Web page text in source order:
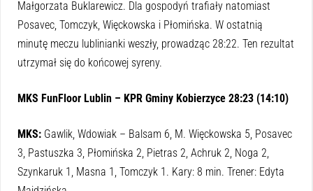
Małgorzata Buklarewicz. Dla gospodyń trafiały natomiast
Posavec, Tomczyk, Więckowska i Płomińska. W ostatnią
minutę meczu lublinianki weszły, prowadząc 28:22. Ten rezultat
utrzymał się do końcowej syreny.
MKS FunFloor Lublin – KPR Gminy Kobierzyce 28:23 (14:10)
MKS: Gawlik, Wdowiak – Balsam 6, M. Więckowska 5, Posavec
3, Pastuszka 3, Płomińska 2, Pietras 2, Achruk 2, Noga 2,
Szynkaruk 1, Masna 1, Tomczyk 1. Kary: 8 min. Trener: Edyta